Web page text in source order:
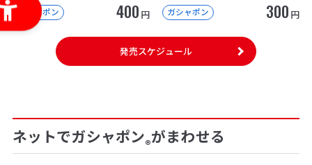
ガシャポン 400 円 ガシャポン 300 円
発売スケジュール
ネットでガシャポン®がまわせる